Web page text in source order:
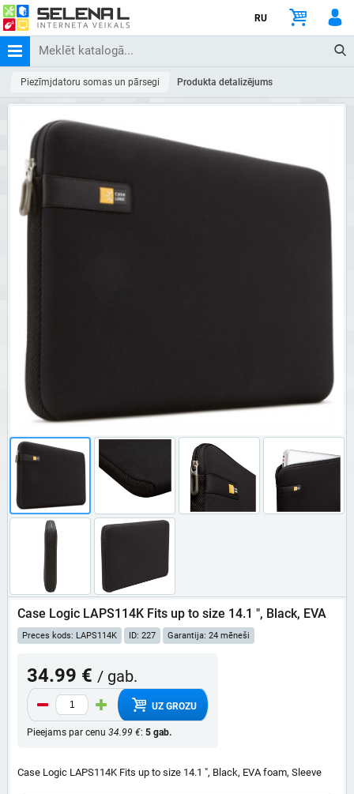
RU
Piezīmjdatoru somas un pārsegi Produkta detalizējums
Case Logic LAPS114K Fits up to size 14.1 ", Black, EVA
Preces kods: LAPS114K ID: 227 Garantija: 24 mēneši
34.99 € / gab.
UZ GROZU
Pieejams par cenu 34.99 €: 5 gab.
Case Logic LAPS114K Fits up to size 14.1 ", Black, EVA foam, Sleeve